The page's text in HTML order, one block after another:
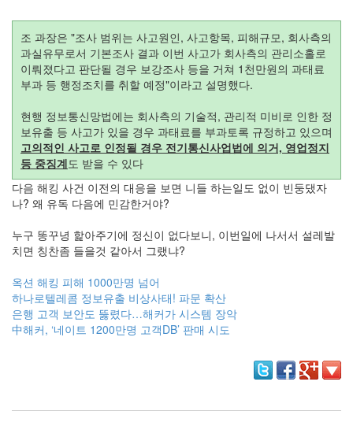
조 과장은 "조사 범위는 사고원인, 사고항목, 피해규모, 회사측의
과실유무로서 기본조사 결과 이번 사고가 회사측의 관리소홀로
이뤄졌다고 판단될 경우 보강조사 등을 거쳐 1천만원의 과태료
부과 등 행정조치를 취할 예정"이라고 설명했다.
현행 정보통신망법에는 회사측의 기술적, 관리적 미비로 인한 정
보유출 등 사고가 있을 경우 과태료를 부과토록 규정하고 있으며
고의적인 사고로 인정될 경우 전기통신사업법에 의거, 영업정지
등 중징계도 받을 수 있다
다음 해킹 사건 이전의 대응을 보면 니들 하는일도 없이 빈둥댔자
나? 왜 유독 다음에 민감한거야?
누구 똥꾸녕 핥아주기에 정신이 없다보니, 이번일에 나서서 설레발
치면 칭찬좀 들을것 같아서 그랬냐?
옥션 해킹 피해 1000만명 넘어
하나로텔레콤 정보유출 비상사태! 파문 확산
은행 고객 보안도 뚫렸다…해커가 시스템 장악
中해커, ‘네이트 1200만명 고객DB’ 판매 시도
절
영
FreeWare
라
마
프
리
소